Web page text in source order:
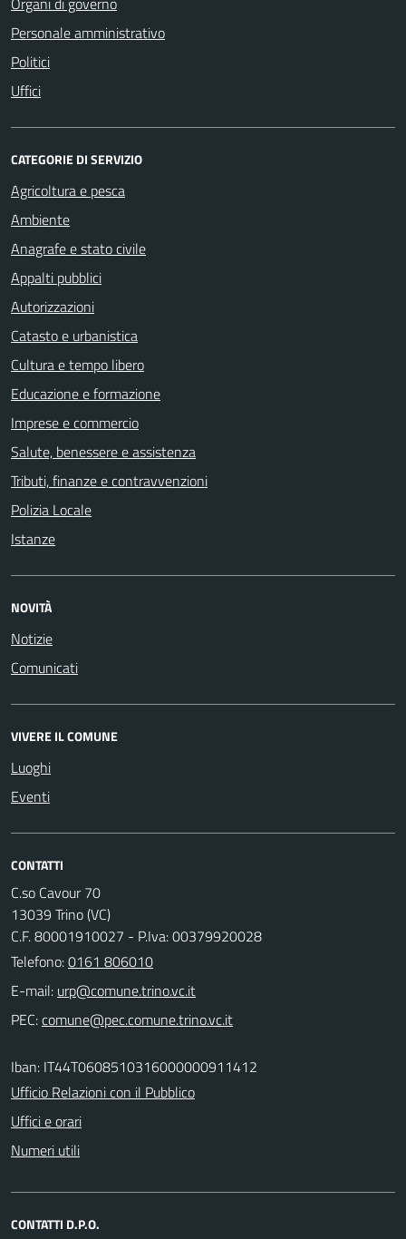
Personale amministrativo
Politici
Uffici
CATEGORIE DI SERVIZIO
Agricoltura e pesca
Ambiente
Anagrafe e stato civile
Appalti pubblici
Autorizzazioni
Catasto e urbanistica
Cultura e tempo libero
Educazione e formazione
Imprese e commercio
Salute, benessere e assistenza
Tributi, finanze e contravvenzioni
Polizia Locale
Istanze
NOVITÀ
Notizie
Comunicati
VIVERE IL COMUNE
Luoghi
Eventi
CONTATTI
C.so Cavour 70
13039 Trino (VC)
C.F. 80001910027 - P.Iva: 00379920028
Telefono:0161 806010
E-mail:
PEC:
Iban: IT44T0608510316000000911412
Ufficio Relazioni con il Pubblico
Uffici e orari
Numeri utili
CONTATTI D.P.O.